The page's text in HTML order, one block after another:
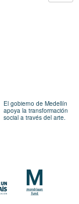
El gobierno de Medellín
apoya la transformación
social a través del arte.